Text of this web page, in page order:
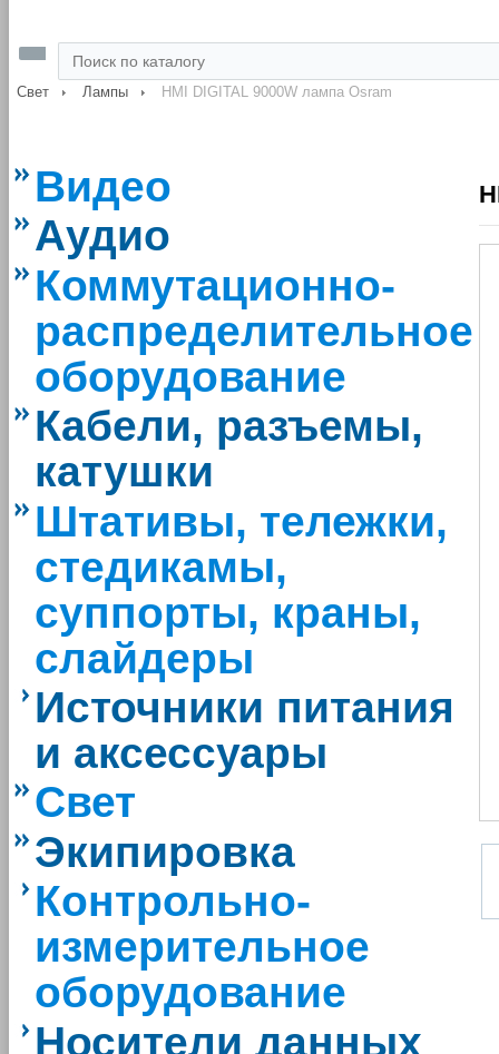
Свет Лампы HMI DIGITAL 9000W лампа Osram
Видео
Аудио
Коммутационно-
распределительное
оборудование
Кабели, разъемы,
катушки
Штативы, тележки,
стедикамы,
суппорты, краны,
слайдеры
Источники питания
и аксессуары
Свет
Экипировка
Контрольно-
измерительное
оборудование
Носители данных